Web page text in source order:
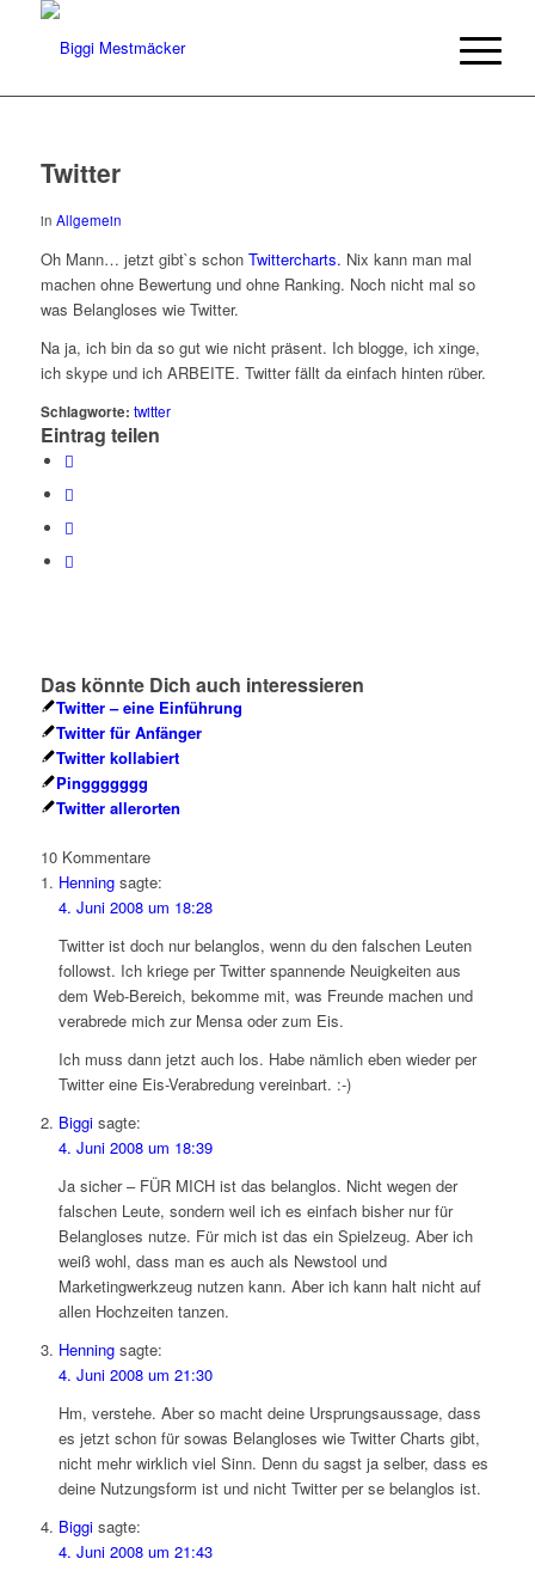
Twitter
in Allgemein
Oh Mann… jetzt gibt`s schon Twittercharts. Nix kann man mal
machen ohne Bewertung und ohne Ranking. Noch nicht mal so
was Belangloses wie Twitter.
Na ja, ich bin da so gut wie nicht präsent. Ich blogge, ich xinge,
ich skype und ich ARBEITE. Twitter fällt da einfach hinten rüber.
Schlagworte: twitter
Eintrag teilen
Das könnte Dich auch interessieren
Twitter – eine Einführung
Twitter für Anfänger
Twitter kollabiert
Pinggggggg
Twitter allerorten
10 Kommentare
Henning sagte:
4. Juni 2008 um 18:28
Twitter ist doch nur belanglos, wenn du den falschen Leuten
followst. Ich kriege per Twitter spannende Neuigkeiten aus
dem Web-Bereich, bekomme mit, was Freunde machen und
verabrede mich zur Mensa oder zum Eis.
Ich muss dann jetzt auch los. Habe nämlich eben wieder per
Twitter eine Eis-Verabredung vereinbart. :-)
Biggi sagte:
4. Juni 2008 um 18:39
Ja sicher – FÜR MICH ist das belanglos. Nicht wegen der
falschen Leute, sondern weil ich es einfach bisher nur für
Belangloses nutze. Für mich ist das ein Spielzeug. Aber ich
weiß wohl, dass man es auch als Newstool und
Marketingwerkzeug nutzen kann. Aber ich kann halt nicht auf
allen Hochzeiten tanzen.
Henning sagte:
4. Juni 2008 um 21:30
Hm, verstehe. Aber so macht deine Ursprungsaussage, dass
es jetzt schon für sowas Belangloses wie Twitter Charts gibt,
nicht mehr wirklich viel Sinn. Denn du sagst ja selber, dass es
deine Nutzungsform ist und nicht Twitter per se belanglos ist.
Biggi sagte:
4. Juni 2008 um 21:43